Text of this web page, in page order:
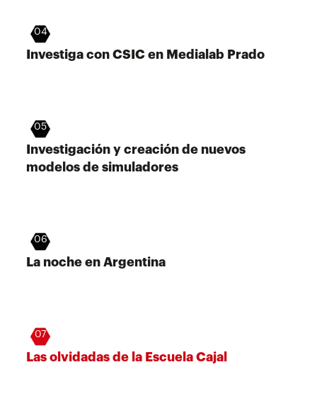
04
Investiga con CSIC en Medialab Prado
05
Investigación y creación de nuevos
modelos de simuladores
06
La noche en Argentina
07
Las olvidadas de la Escuela Cajal